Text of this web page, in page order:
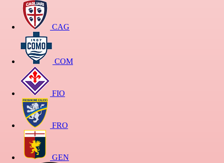
CAG
COM
FIO
FRO
GEN